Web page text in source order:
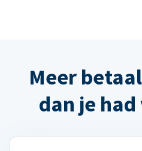
Meer
dan je